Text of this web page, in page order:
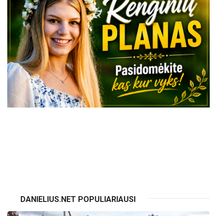
DANIELIUS.NET POPULIARIAUSI